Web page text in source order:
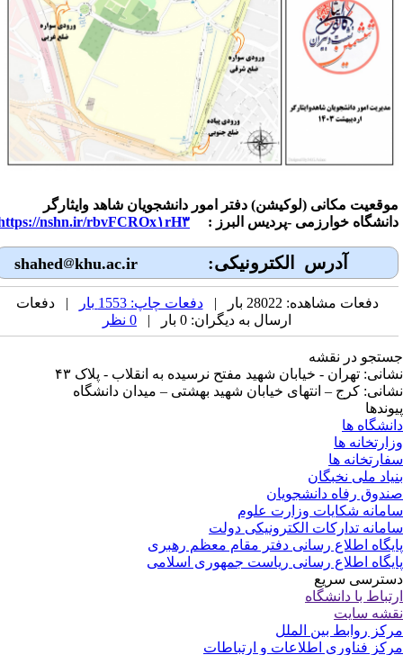
مکانی (لوکیشن) دفتر امور دانشجویان شاهد وایثارگر
خوارزمی -پردیس البرز :
https://nshn.ir/rbvFCROx۱rH۳
آدرس الکترونیکی: khu.ac.ir
دفعات مشاهده: 28022 بار | دفعات چاپ: 1553 بار
| دفعات
ارسال به دیگران: 0 بار |
در نقشه
تهران - خیابان شهید مفتح نرسیده به انقلاب - پلاک ۴۳
کرج – انتهای خیابان شهید بهشتی – میدان دانشگاه
ها
ها
ها
ملی نخبگان
رفاه دانشجویان
شکایات وزارت علوم
تدارکات الکترونیکی دولت
اطلاع رسانی دفتر مقام معظم رهبری
اطلاع رسانی ریاست جمهوری اسلامی
سریع
با دانشگاه
سایت
روابط بین الملل
فناوری اطلاعات و ارتباطات